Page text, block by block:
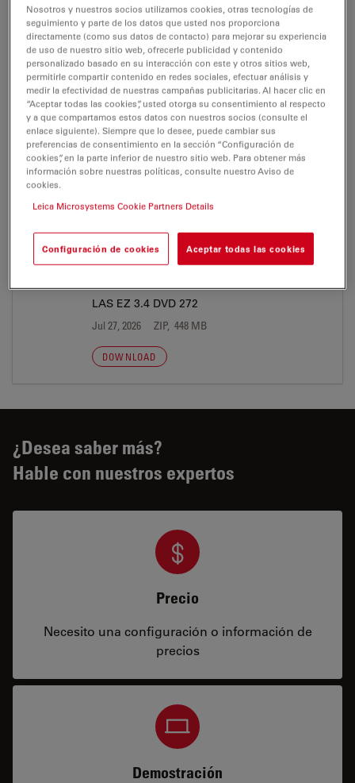
LAS EZ
NEWSLETTER
reSolution Industry No7 de
Jul 27, 2026 PDF, 4 MB
DOWNLOAD
SOFTWARE
LAS EZ 3.4 DVD 272
Jul 27, 2026 ZIP, 448 MB
DOWNLOAD
¿Desea saber más?
Hable con nuestros expertos
Precio
Necesito una configuración o información de
precios
Demostración
Nosotros y nuestros socios utilizamos cookies, otras tecnologías de
seguimiento y parte de los datos que usted nos proporciona
directamente (como sus datos de contacto) para mejorar su experiencia
de uso de nuestro sitio web, ofrecerle publicidad y contenido
personalizado basado en su interacción con este y otros sitios web,
permitirle compartir contenido en redes sociales, efectuar análisis y
medir la efectividad de nuestras campañas publicitarias. Al hacer clic en
“Aceptar todas las cookies”, usted otorga su consentimiento al respecto
y a que compartamos estos datos con nuestros socios (consulte el
enlace siguiente). Siempre que lo desee, puede cambiar sus
preferencias de consentimiento en la sección “Configuración de
cookies”, en la parte inferior de nuestro sitio web. Para obtener más
información sobre nuestras políticas, consulte nuestro Aviso de
cookies.
Leica Microsystems Cookie Partners Details
Configuración de cookies Aceptar todas las cookies